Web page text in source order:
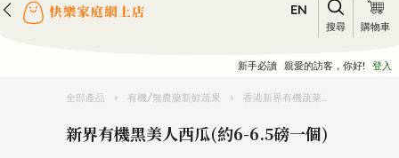
EN
搜尋 購物車
新手必讀 親愛的訪客，你好! 登入
全部產品 › 有機/無農藥新鮮蔬果 › 香港新界有機蔬菜水果
新界有機黑美人西瓜(約6-6.5磅一個)